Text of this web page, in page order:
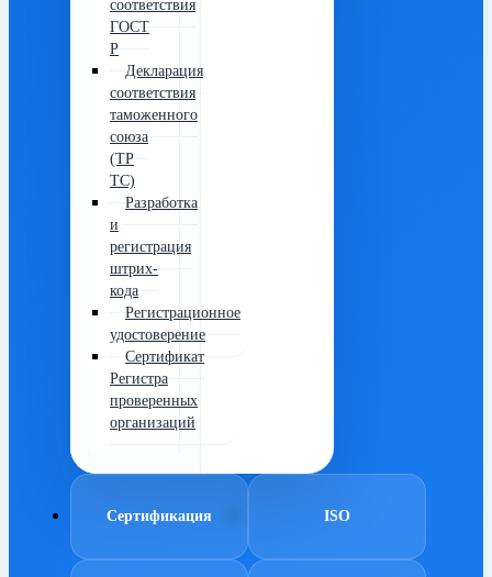
соответствия
ГОСТ
Р
Декларация
соответствия
таможенного
союза
(ТР
ТС)
Разработка
и
регистрация
штрих-
кода
Регистрационное
удостоверение
Сертификат
Регистра
проверенных
организаций
Сертификация ISO